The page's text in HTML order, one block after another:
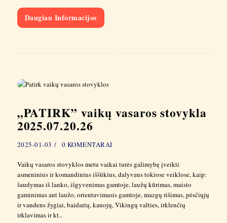
Daugiau Informacijos
„PATIRK” vaikų vasaros stovykla
2025.07.20.26
2025-01-03 0 KOMENTARAI
Vaikų vasaros stovyklos metu vaikai turės galimybę įveikti
asmeninius ir komandinius iššūkius, dalyvaus tokiose veiklose, kaip:
šaudymas iš lanko, išgyvenimas gamtoje, laužų kūrimas, maisto
gaminimas ant laužo, orientavimasis gamtoje, mazgų rišimas, pėsčiųjų
ir vandens žygiai, baidarių, kanojų, Vikingų valties, irklenčių
irklavimas ir kt..